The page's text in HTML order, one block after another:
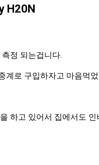
H20N
정 되는겁니다.
계로 구입하자고 마음먹
하고 있어서 집에서도